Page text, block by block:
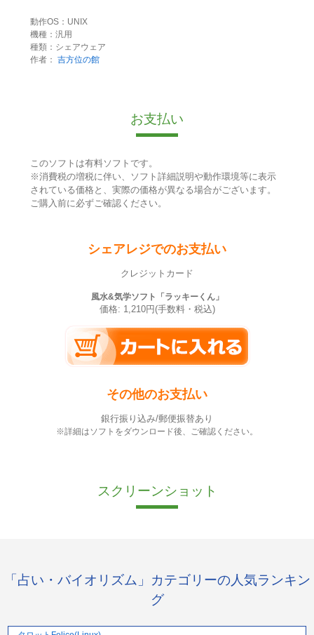
動作OS：UNIX
機種：汎用
種類：シェアウェア
作者： 吉方位の館
お支払い
このソフトは有料ソフトです。
※消費税の増税に伴い、ソフト詳細説明や動作環境等に表示
されている価格と、実際の価格が異なる場合がございます。
ご購入前に必ずご確認ください。
シェアレジでのお支払い
クレジットカード
風水&気学ソフト「ラッキーくん」
価格: 1,210円(手数料・税込)
その他のお支払い
銀行振り込み/郵便振替あり
※詳細はソフトをダウンロード後、ご確認ください。
スクリーンショット
「占い・バイオリズム」カテゴリーの人気ランキン
グ